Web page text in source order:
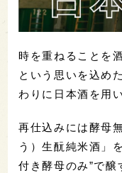
時を重ねることを
という思いを込め
わりに日本酒を用
再仕込みには酵母
う）生酛純米酒」
付き酵母のみ”で